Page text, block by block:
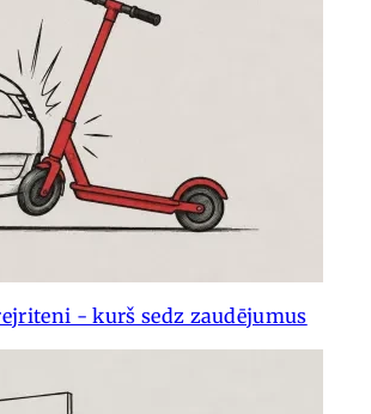
- kurš sedz zaudējumus